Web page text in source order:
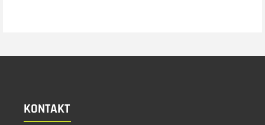
KONTAKT